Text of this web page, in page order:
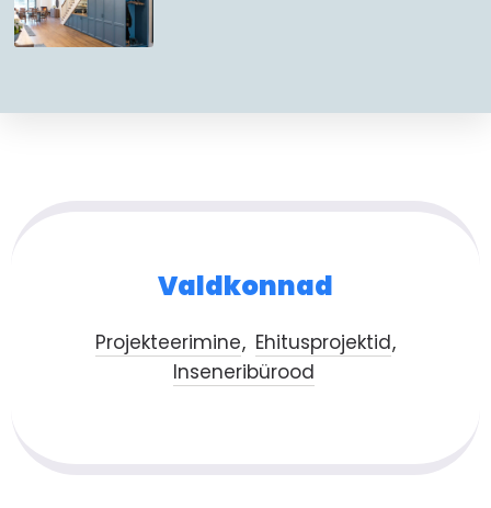
Valdkonnad
Projekteerimine
Ehitusprojektid
Inseneribürood